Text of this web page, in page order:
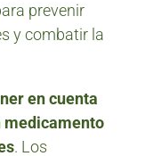
prevenir
y combatir la
en cuenta
medicamento
. Los